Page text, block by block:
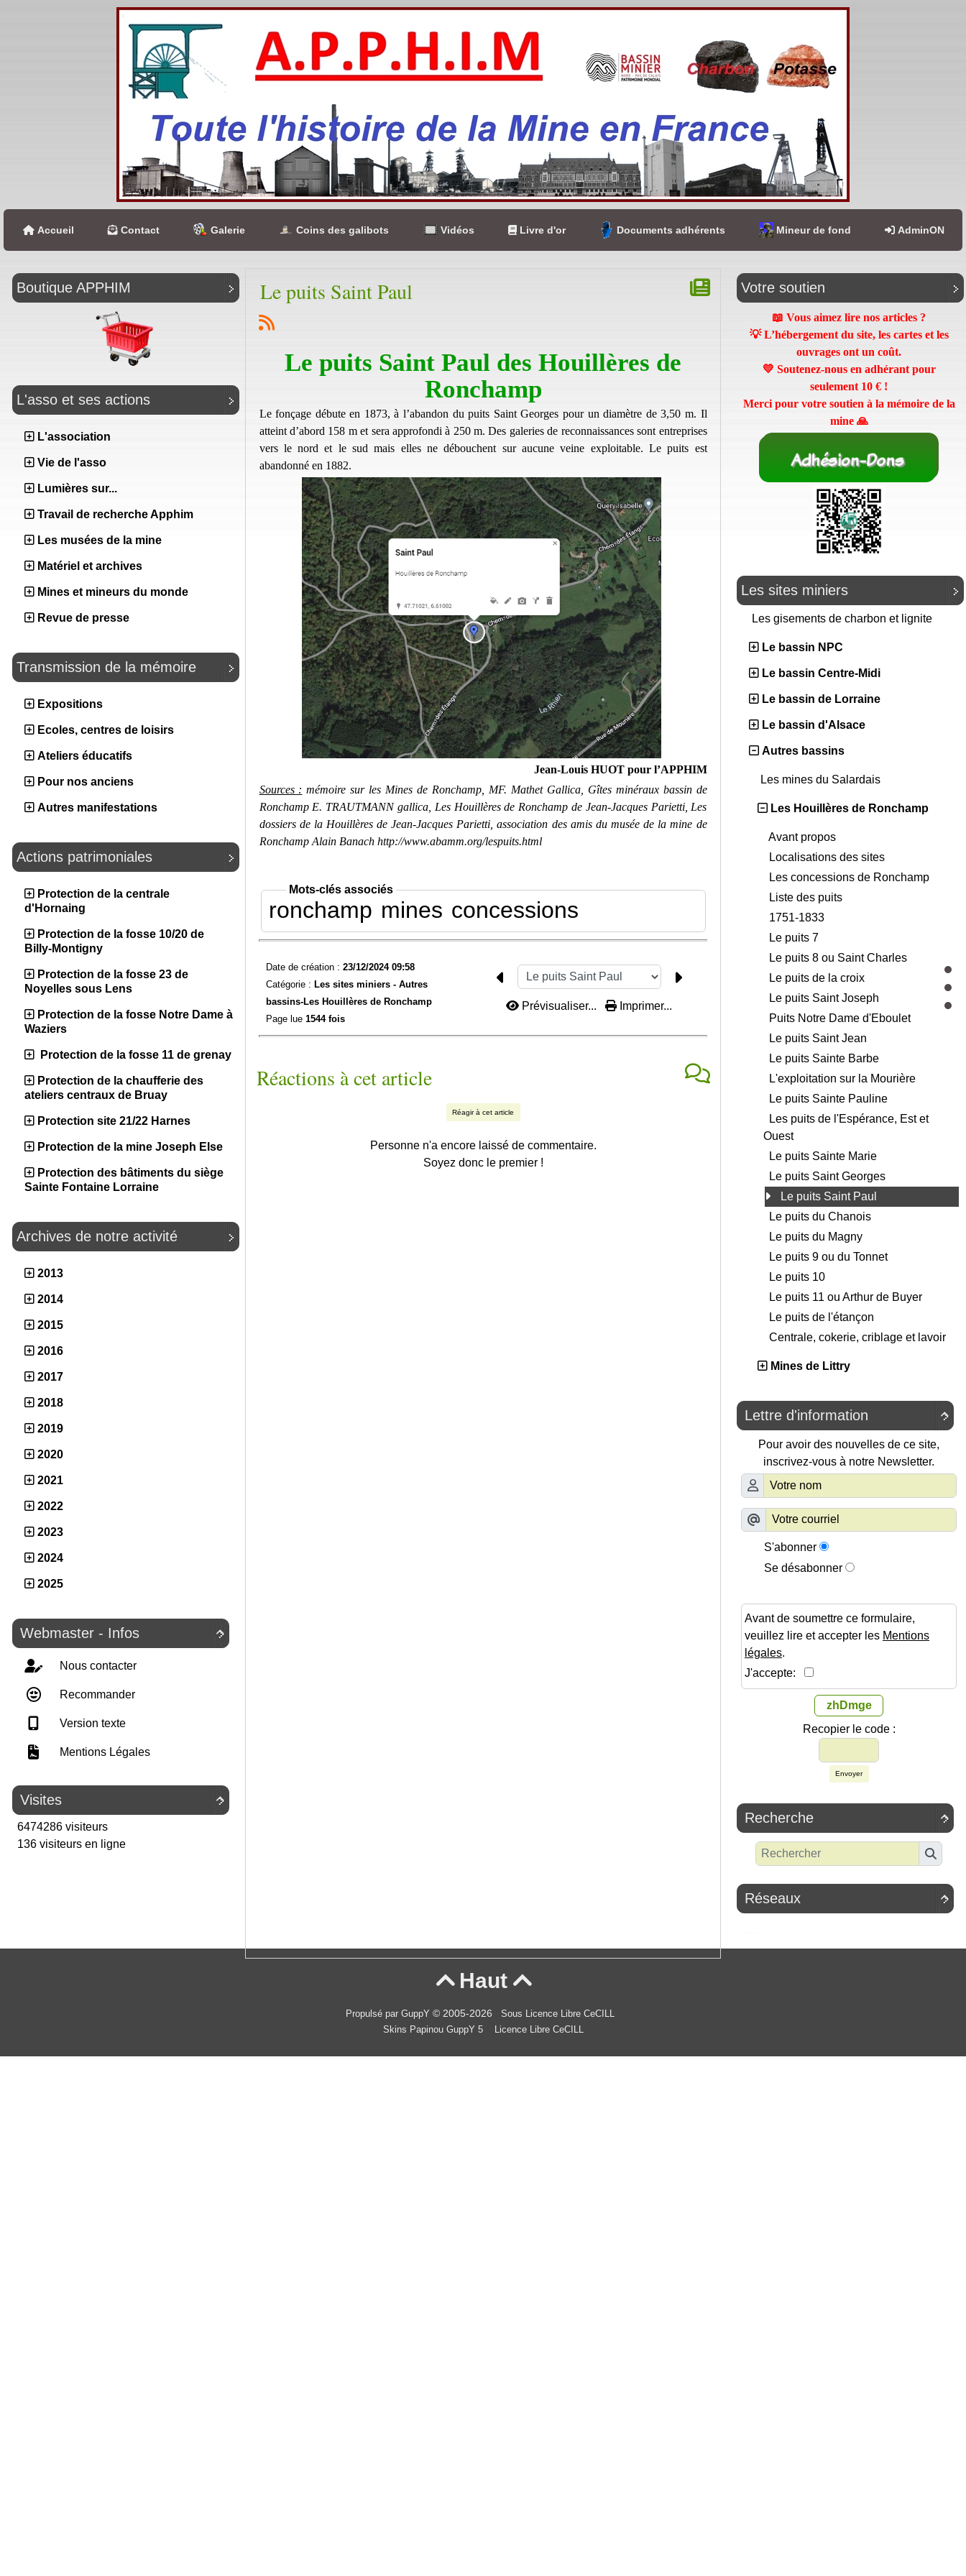
Accueil Contact Galerie Coins des galibots Vidéos Livre d'or Documents adhérents Mineur de fond AdminON
Boutique APPHIM
L'asso et ses actions
L'association
Vie de l'asso
Lumières sur...
Travail de recherche Apphim
Les musées de la mine
Matériel et archives
Mines et mineurs du monde
Revue de presse
Transmission de la mémoire
Expositions
Ecoles, centres de loisirs
Ateliers éducatifs
Pour nos anciens
Autres manifestations
Actions patrimoniales
Protection de la centrale
d'Hornaing
Protection de la fosse 10/20 de
Billy-Montigny
Protection de la fosse 23 de
Noyelles sous Lens
Protection de la fosse Notre Dame à
Waziers
Protection de la fosse 11 de grenay
Protection de la chaufferie des
ateliers centraux de Bruay
Protection site 21/22 Harnes
Protection de la mine Joseph Else
Protection des bâtiments du siège
Sainte Fontaine Lorraine
Archives de notre activité
2013
2014
2015
2016
2017
2018
2019
2020
2021
2022
2023
2024
2025

Webmaster - Infos
Nous contacter
Recommander
Version texte
Mentions Légales

Visites
6474286 visiteurs
136 visiteurs en ligne
Le puits Saint Paul
Le puits Saint Paul des Houillères de
Ronchamp
Le fonçage débute en 1873, à l’abandon du puits Saint Georges pour un diamètre de 3,50 m. Il
atteint d’abord 158 m et sera approfondi à 250 m. Des galeries de reconnaissances sont entreprises
vers le nord et le sud mais elles ne débouchent sur aucune veine exploitable. Le puits est
abandonné en 1882.
Jean-Louis HUOT pour l’APPHIM
Sources : mémoire sur les Mines de Ronchamp, MF. Mathet Gallica, Gîtes minéraux bassin de
Ronchamp E. TRAUTMANN gallica, Les Houillères de Ronchamp de Jean-Jacques Parietti, Les
dossiers de la Houillères de Jean-Jacques Parietti, association des amis du musée de la mine de
Ronchamp Alain Banach http://www.abamm.org/lespuits.html
Mots-clés associés
ronchamp mines concessions
Date de création : 23/12/2024 09:58
Catégorie : Les sites miniers - Autres
bassins-Les Houillères de Ronchamp
Page lue 1544 fois
Prévisualiser... Imprimer...
Réactions à cet article
Réagir à cet article
Personne n'a encore laissé de commentaire.
Soyez donc le premier !
Votre soutien
📖 Vous aimez lire nos articles ?
💡 L’hébergement du site, les cartes et les
ouvrages ont un coût.
💛 Soutenez-nous en adhérant pour
seulement 10 € !
Merci pour votre soutien à la mémoire de la
mine 🙏
Les sites miniers
Les gisements de charbon et lignite
Le bassin NPC
Le bassin Centre-Midi
Le bassin de Lorraine
Le bassin d'Alsace
Autres bassins
Les mines du Salardais
Les Houillères de Ronchamp
Avant propos
Localisations des sites
Les concessions de Ronchamp
Liste des puits
1751-1833
Le puits 7
Le puits 8 ou Saint Charles
Le puits de la croix
Le puits Saint Joseph
Puits Notre Dame d'Eboulet
Le puits Saint Jean
Le puits Sainte Barbe
L'exploitation sur la Mourière
Le puits Sainte Pauline
Les puits de l'Espérance, Est et
Ouest
Le puits Sainte Marie
Le puits Saint Georges
Le puits Saint Paul
Le puits du Chanois
Le puits du Magny
Le puits 9 ou du Tonnet
Le puits 10
Le puits 11 ou Arthur de Buyer
Le puits de l'étançon
Centrale, cokerie, criblage et lavoir
Mines de Littry

Lettre d'information
Pour avoir des nouvelles de ce site,
inscrivez-vous à notre Newsletter.
S'abonner
Se désabonner
Avant de soumettre ce formulaire,
veuillez lire et accepter les Mentions
légales.
J'accepte:
zhDmge
Recopier le code :
Envoyer

Recherche

Réseaux
Haut 
Propulsé par GuppY © 2005-2026
Sous Licence Libre CeCILL
Skins Papinou GuppY 5
Licence Libre CeCILL